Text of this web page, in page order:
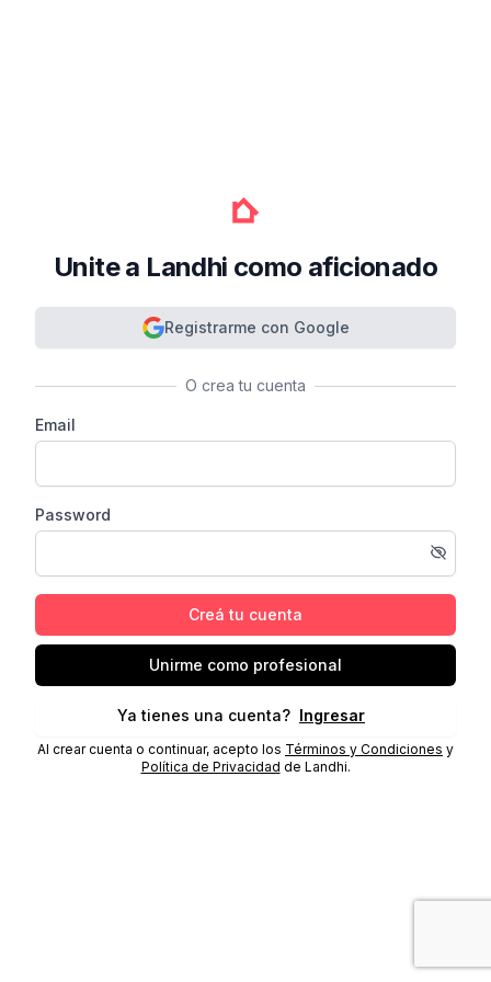
Unite a Landhi como aficionado
Registrarme con Google
O crea tu cuenta
Email
Password
Creá tu cuenta
Unirme como profesional
Ya tienes una cuenta? Ingresar
Al crear cuenta o continuar, acepto los Términos y Condiciones y
Política de Privacidad de Landhi.